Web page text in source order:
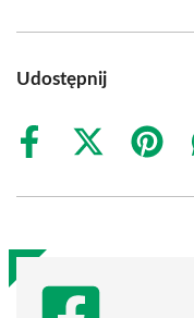
Udostępnij
Share
Share
(Twitter)
Share